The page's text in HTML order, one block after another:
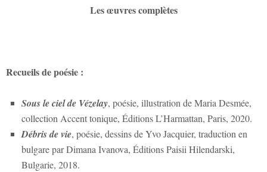
Les œuvres complètes
Recueils de poésie :
Sous le ciel de Vézelay, poésie, illustration de Maria Desmée,
collection Accent tonique, Éditions L’Harmattan, Paris, 2020.
Débris de vie, poésie, dessins de Yvo Jacquier, traduction en
bulgare par Dimana Ivanova, Éditions Paisii Hilendarski,
Bulgarie, 2018.